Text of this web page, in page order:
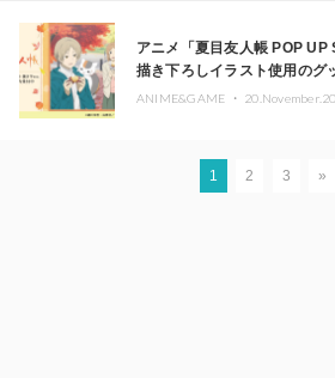
アニメ「夏目友人帳 POP UP
描き下ろしイラスト使用のグ
ANIME&GAME ・
1 2 3 »